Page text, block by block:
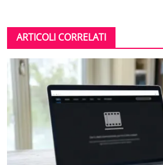
ARTICOLI CORRELATI